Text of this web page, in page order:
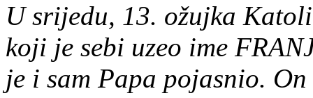
U srijedu, 13. ožujka
koji je sebi uzeo ime
je i sam Papa pojasnio.